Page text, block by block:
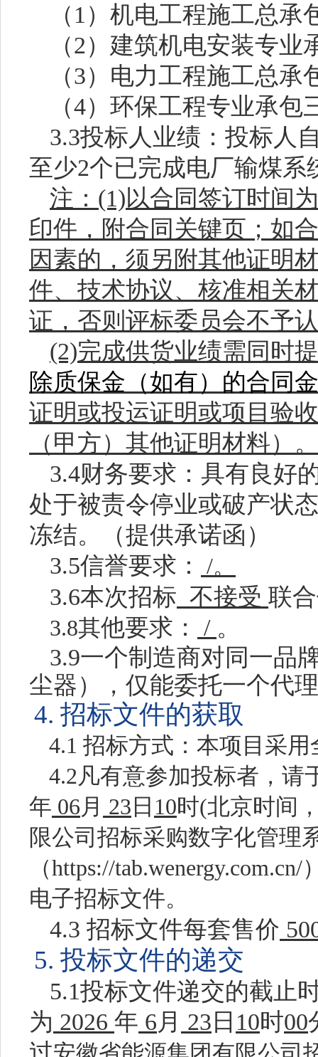
（ 1 ）机电工程施工总承
（2）建筑机电安装专业
（3）电力工程施工总承
（4）环保工程专业承包
3.3投标人业绩： 投标人
至少2个已完成电厂输煤系
注： (1)以合同签订时间
印件 ，附合同关键页；如
因素的，须另附其他证明
件、技术协议、核准相关
证，否则评标委员会不予
(2)完成供货业绩需同时
除质保金（如有）的合同
证明或投运证明或项目验
（甲方）其他证明材料）。
3.4财务要求：具有良好
处于被责令停业或破产状
冻结。
（提供承诺函 ）
3.5信誉要求：
/。
3.6本次招标 不接受 联
3.8其他要求： / 。
3.9一个制造商对同一品
尘器） ，仅能委托一个代
4. 招标文件的获取
4.1 招标方式：本项目采
4.2凡有意参加投标者，请
年 06月 23 日 10时(北京时间
限公司招标采购数字化管理
（https://tab.wenergy.com.cn/
电子招标文件。
4.3 招标文件每套售价
5. 投标文件的递交
5.1投标文件递交的截止
为 2026 年 6月 23 日 10时00